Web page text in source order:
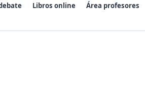
Libros online Área profesores